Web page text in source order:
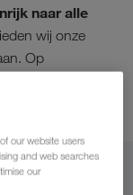
naar alle
wij onze
Op
our website users
and web searches
our